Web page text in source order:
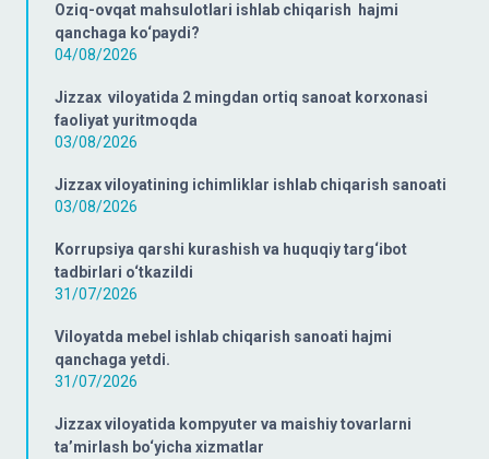
Oziq-ovqat mahsulotlari ishlab chiqarish hajmi
qanchaga ko‘paydi?
04/08/2026
Jizzax viloyatida 2 mingdan ortiq sanoat korxonasi
faoliyat yuritmoqda
03/08/2026
Jizzax viloyatining ichimliklar ishlab chiqarish sanoati
03/08/2026
Korrupsiya qarshi kurashish va huquqiy targ‘ibot
tadbirlari o‘tkazildi
31/07/2026
Viloyatda mebel ishlab chiqarish sanoati hajmi
qanchaga yetdi.
31/07/2026
Jizzax viloyatida kompyuter va maishiy tovarlarni
ta’mirlash bo‘yicha xizmatlar